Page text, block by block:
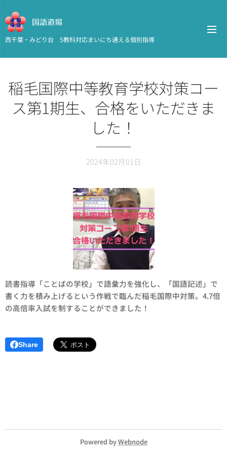
国語道場
西千葉・みどり台 5教科対応まいにち通える個別指導
稲毛国際中等教育学校対策コー
ス第1期生、合格をいただきま
した！
2024年02月01日
読書指導「ことばの学校」で語彙力を強化し、「国語記述」で
書く力を積み上げるという作戦で臨んだ稲毛国際中対策。4.7倍
の高倍率入試を制することができました！
Share
Powered byWebnode